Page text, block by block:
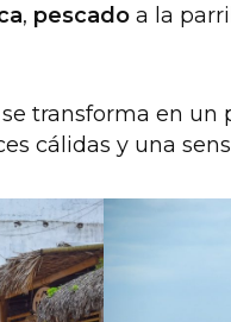
, pescadoa la
se transforma en un
cálidas y una